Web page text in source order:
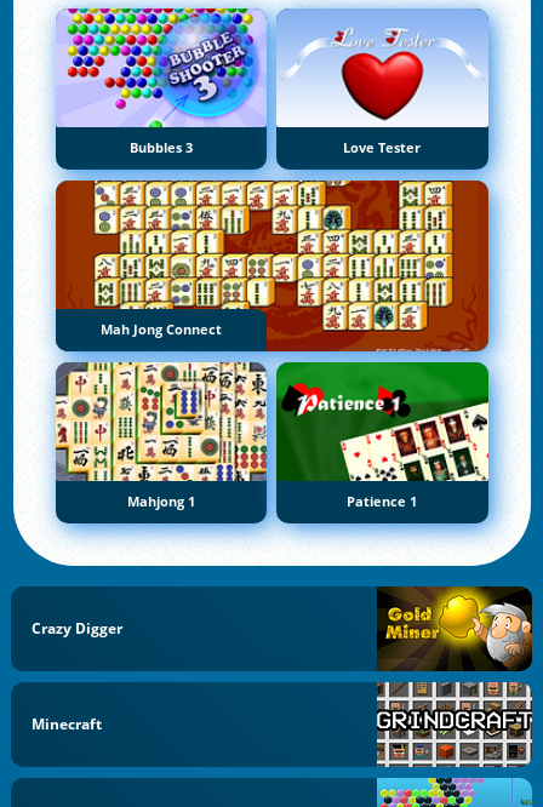
Bubbles 3 Love Tester
Mah Jong Connect
Mahjong 1 Patience 1
Crazy Digger
Minecraft